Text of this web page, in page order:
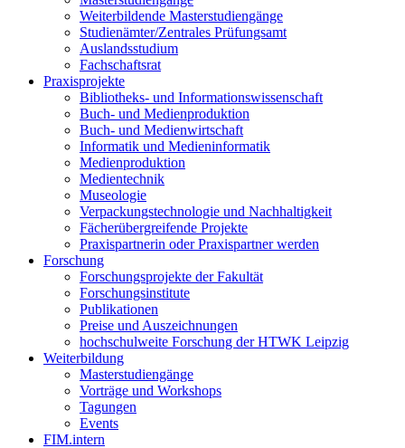
Weiterbildende Masterstudiengänge
Studienämter/Zentrales Prüfungsamt
Auslandsstudium
Fachschaftsrat
Praxisprojekte
Bibliotheks- und Informationswissenschaft
Buch- und Medienproduktion
Buch- und Medienwirtschaft
Informatik und Medieninformatik
Medienproduktion
Medientechnik
Museologie
Verpackungstechnologie und Nachhaltigkeit
Fächerübergreifende Projekte
Praxispartnerin oder Praxispartner werden
Forschung
Forschungsprojekte der Fakultät
Forschungsinstitute
Publikationen
Preise und Auszeichnungen
hochschulweite Forschung der HTWK Leipzig
Weiterbildung
Masterstudiengänge
Vorträge und Workshops
Tagungen
Events
FIM.intern